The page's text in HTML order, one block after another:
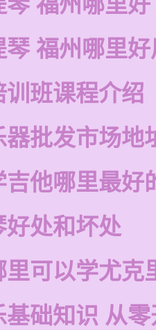
琴 福州哪里
训班课程介绍
器批发市场地
吉他哪里最好
好处和坏处
里可以学尤克
基础知识 从